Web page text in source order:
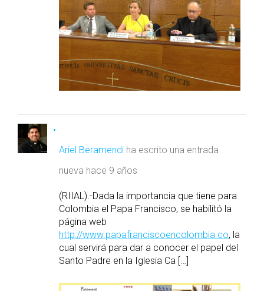
Ariel Beramendi ha escrito una entrada
nueva hace 9 años
(RIIAL).-Dada la importancia que tiene para
Colombia el Papa Francisco, se habilitó la
página web
http://www.papafranciscoencolombia.co, la
cual servirá para dar a conocer el papel del
Santo Padre en la Iglesia Ca […]